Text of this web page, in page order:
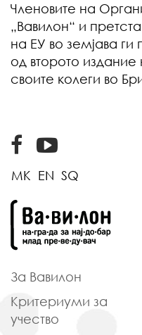
Членовите на
„Вавилон“ и
на ЕУ во земјава ги
од второто
своите колеги во
MK EN SQ
За Вавилон
Критериуми за
учество